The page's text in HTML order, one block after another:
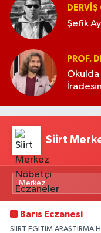
DERVIŞ
Şefik
PROF.
Okulda
Siirt
Barıs Eczanesi
SİİRT EĞİTİM ARAŞTIRMA